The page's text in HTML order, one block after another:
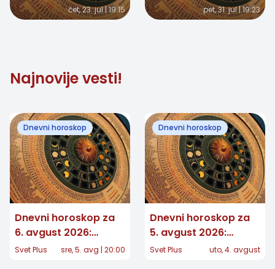
odluka, a nekome
čet, 23. jul | 19:15
potvrda, Vagepet, 31. jul | 19:23
Najnovije vesti!
Dnevni horoskop
Dnevni horoskop za
6. avgust 2026:
Jedan znak donosi
Svet Plus sre, 5. avg | 20:00
Dnevni horoskop
Dnevni horoskop za
5. avgust 2026:
Jednom znaku stiže
Svet Plus uto, 4. avgust